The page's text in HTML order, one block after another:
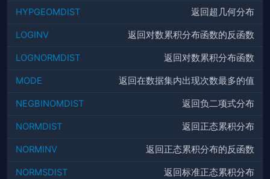
HYPGEOMDIST 返回超几何分布
LOGINV 返回对数累积分布函数的反函数
LOGNORMDIST 返回对数累积分布函数
MODE 返回在数据集内出现次数最多的值
NEGBINOMDIST 返回负二项式分布
NORMDIST 返回正态累积分布
NORMINV 返回正态累积分布的反函数
NORMSDIST 返回标准正态累积分布